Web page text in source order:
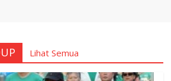
Lihat Semua